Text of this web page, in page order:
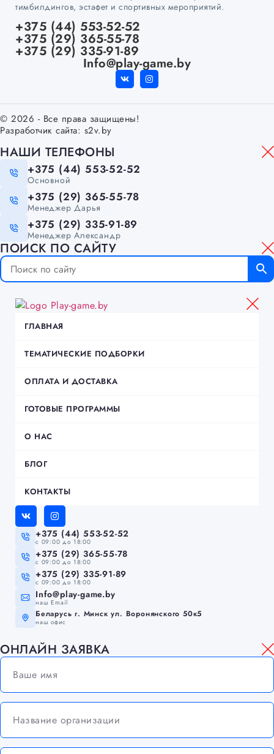
тимбилдингов, эстафет и спортивных мероприятий.
+375 (44) 553-52-52
+375 (29) 365-55-78
+375 (29) 335-91-89
Info@play-game.by
© 2026 - Все права защищены!
Разработчик сайта: s2v.by
НАШИ ТЕЛЕФОНЫ
+375 (44) 553-52-52
Основной
+375 (29) 365-55-78
Менеджер Дарья
+375 (29) 335-91-89
Менеджер Александр
ПОИСК ПО САЙТУ
ГЛАВНАЯ
ТЕМАТИЧЕСКИЕ ПОДБОРКИ
ОПЛАТА И ДОСТАВКА
ГОТОВЫЕ ПРОГРАММЫ
О НАС
БЛОГ
КОНТАКТЫ
+375 (44) 553-52-52
c 09:00 до 18:00
+375 (29) 365-55-78
c 09:00 до 18:00
+375 (29) 335-91-89
c 09:00 до 18:00
Info@play-game.by
наш Email
Беларусь г. Минск ул. Воронянского 50к5
наш офис
ОНЛАЙН ЗАЯВКА